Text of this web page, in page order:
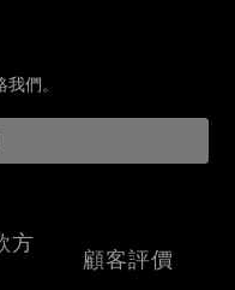
們。
方
顧客評價